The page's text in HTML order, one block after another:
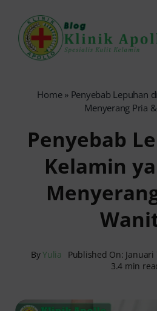
content
Reservasi Online
Home» Penyebab Lepuhan
Menyerang Pria
Penyebab
Kelamin
ByYulia Published On: Januari
3.4 min